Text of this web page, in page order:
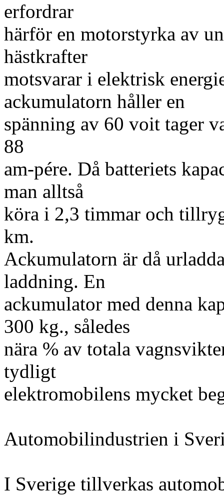
erfordrar
härför en motorstyrka av
hästkrafter
motsvarar i elektrisk
ackumulatorn håller en
spänning av 60 voit tager
88
am-pére. Då batteriets
man alltså
köra i 2,3 timmar och
km.
Ackumulatorn är då
laddning. En
ackumulator med denna
300 kg., således
nära % av totala
tydligt
elektromobilens mycket
Automobilindustrien i
I Sverige tillverkas